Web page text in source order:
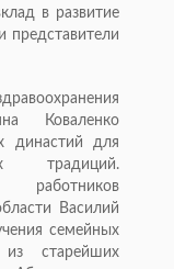
в развитие
представители
Коваленко
династий для
традиций.
Василий
семейных
старейших